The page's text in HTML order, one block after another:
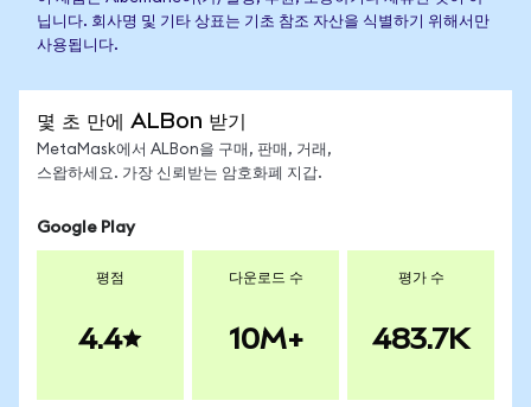
닙니다. 회사명 및 기타 상표는 기초 참조 자산을 식별하기 위해서만
사용됩니다.
몇 초 만에 ALBon 받기
MetaMask에서 ALBon을 구매, 판매, 거래,
스왑하세요. 가장 신뢰받는 암호화폐 지갑.
Google Play
평점
4.4
다운로드 수
10M+
평가 수
483.7K